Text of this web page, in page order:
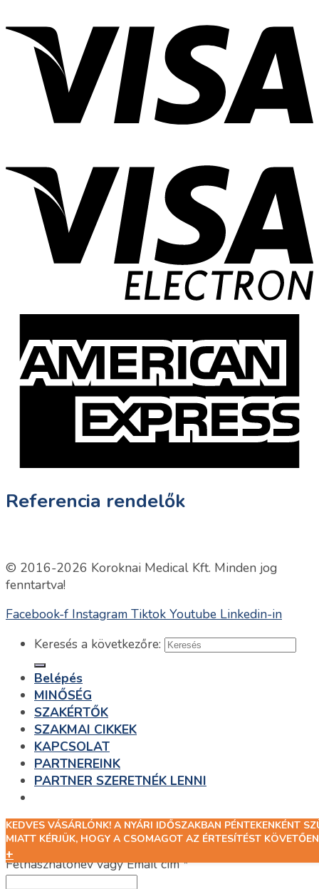
Referencia rendelők
© 2016-2026 Koroknai Medical Kft. Minden jog
fenntartva!
Facebook-f Instagram Tiktok Youtube Linkedin-in
Keresés a következőre:
Belépés
MINŐSÉG
SZAKÉRTŐK
SZAKMAI CIKKEK
KAPCSOLAT
PARTNEREINK
PARTNER SZERETNÉK LENNI
KEDVES VÁSÁRLÓNK! A NYÁRI IDŐSZAKBAN PÉNTEKENKÉNT
MIATT KÉRJÜK, HOGY A CSOMAGOT AZ ÉRTESÍTÉST
+
Belépés
Felhasználónév vagy Email cím*